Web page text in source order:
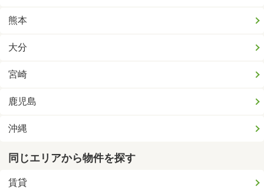
熊本
大分
宮崎
鹿児島
沖縄
同じエリアから物件を探す
賃貸